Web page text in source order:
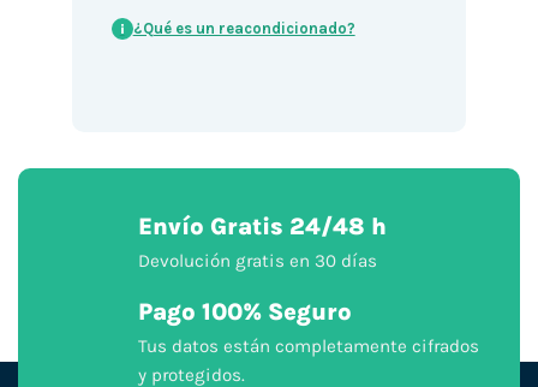
i ¿Qué es un reacondicionado?
Envío Gratis 24/48 h
Devolución gratis en 30 días
Pago 100% Seguro
Tus datos están completamente cifrados
y protegidos.